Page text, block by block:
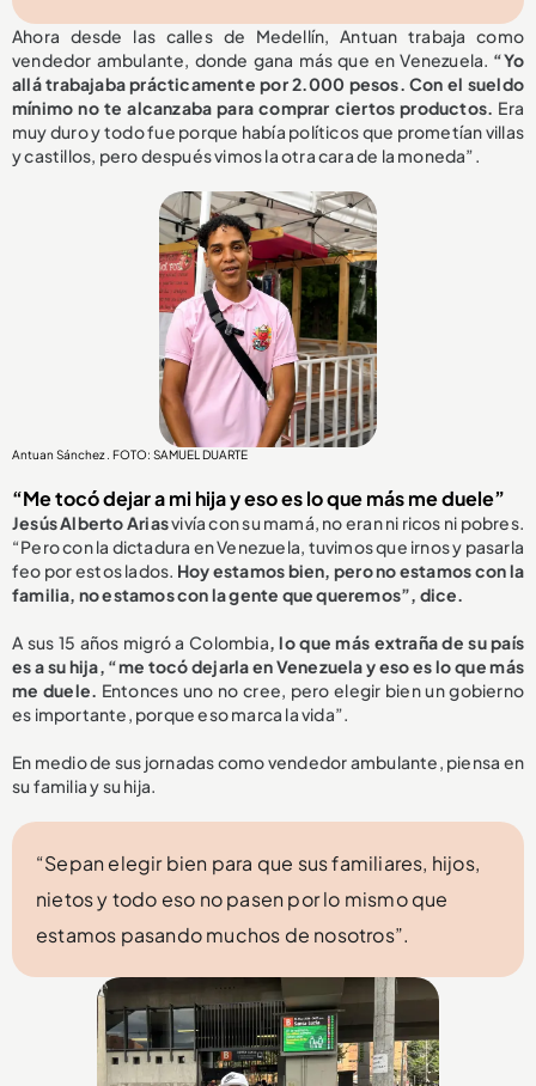
Ahora desde las calles de Medellín, Antuan trabaja como
vendedor ambulante, donde gana más que en Venezuela. “Yo
allá trabajaba prácticamente por 2.000 pesos. Con el sueldo
mínimo no te alcanzaba para comprar ciertos productos. Era
muy duro y todo fue porque había políticos que prometían villas
y castillos, pero después vimos la otra cara de la moneda”.
Antuan Sánchez . FOTO: SAMUEL DUARTE
“Me tocó dejar a mi hija y eso es lo que más me duele”
Jesús Alberto Ariasvivía con su mamá, no eran ni ricos ni pobres.
“Pero con la dictadura en Venezuela, tuvimos que irnos y pasarla
feo por estos lados. Hoy estamos bien, pero no estamos con la
familia, no estamos con la gente que queremos”, dice.
A sus 15 años migró a Colombia , lo que más extraña de su país
es a su hija, “me tocó dejarla en Venezuela y eso es lo que más
me duele.
Entonces uno no cree, pero elegir bien un gobierno
es importante, porque eso marca la vida”.
En medio de sus jornadas como vendedor ambulante, piensa en
su familia y su hija.
“Sepan elegir bien para que sus familiares, hijos,
nietos y todo eso no pasen por lo mismo que
estamos pasando muchos de nosotros”.